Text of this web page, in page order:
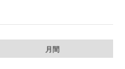
月間